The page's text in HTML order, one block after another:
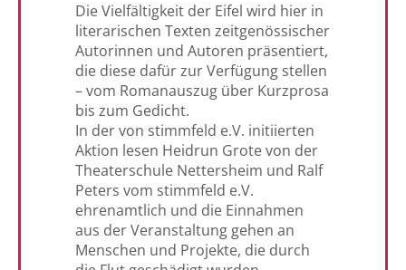
Die Vielfältigkeit der Eifel wird hier in
literarischen Texten zeitgenössischer
Autorinnen und Autoren präsentiert,
die diese dafür zur Verfügung stellen
– vom Romanauszug über Kurzprosa
bis zum Gedicht.
In der von stimmfeld e.V. initiierten
Aktion lesen Heidrun Grote von der
Theaterschule Nettersheim und Ralf
Peters vom stimmfeld e.V.
ehrenamtlich und die Einnahmen
aus der Veranstaltung gehen an
Menschen und Projekte, die durch